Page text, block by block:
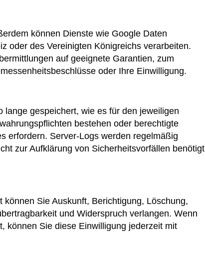
können Dienste wie Google Daten
oder des Vereinigten Königreichs verarbeiten.
auf geeignete Garantien, zum
oder Ihre Einwilligung.
gespeichert, wie es für den jeweiligen
bestehen oder berechtigte
erfordern. Server-Logs werden regelmäßig
zur Aufklärung von Sicherheitsvorfällen benötigt
Sie Auskunft, Berichtigung, Löschung,
und Widerspruch verlangen. Wenn
können Sie diese Einwilligung jederzeit mit